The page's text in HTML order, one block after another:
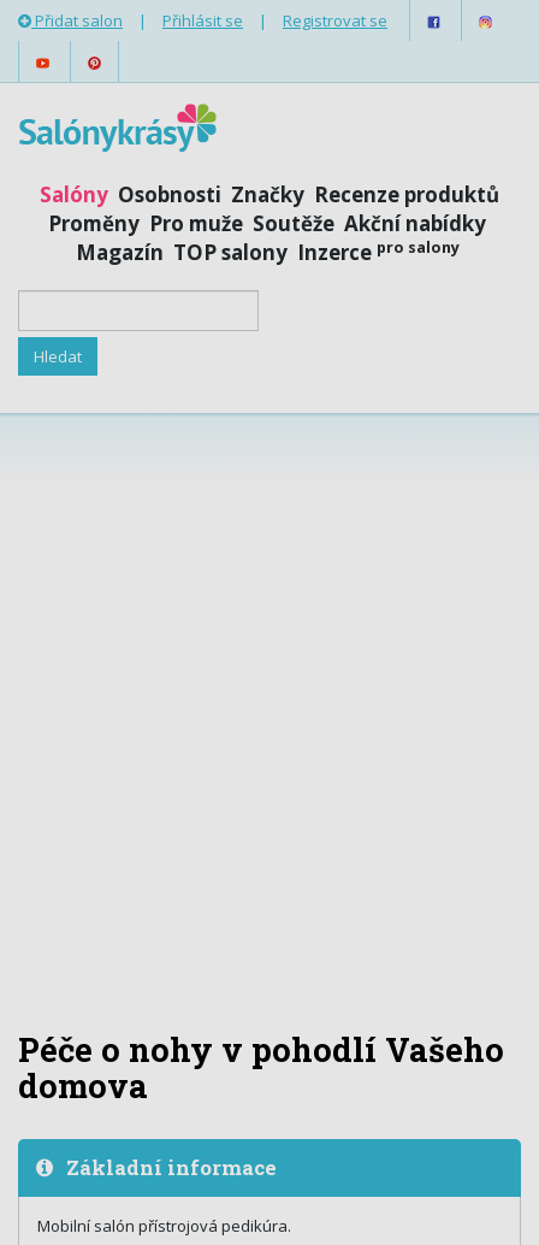
Přidat salon | Přihlásit se | Registrovat se
Salóny Osobnosti Značky Recenze produktů
Proměny Pro muže Soutěže Akční nabídky
Magazín TOP salony Inzerce pro salony
Péče o nohy v pohodlí Vašeho
domova
Základní informace
Mobilní salón přístrojová pedikúra.